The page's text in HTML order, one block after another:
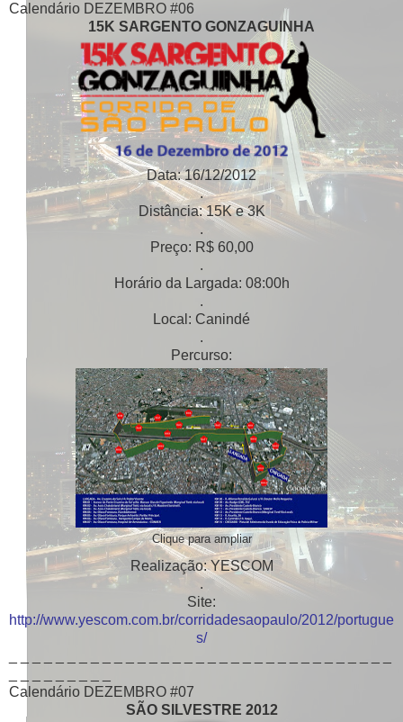
Calendário DEZEMBRO #06
15K SARGENTO GONZAGUINHA
Data: 16/12/2012
.
Distância: 15K e 3K
.
Preço: R$ 60,00
.
Horário da Largada: 08:00h
.
Local: Canindé
.
Percurso:
Clique para ampliar
Realização: YESCOM
.
Site:
http://www.yescom.com.br/corridadesaopaulo/2012/portugue
s/
Calendário DEZEMBRO #07
SÃO SILVESTRE 2012